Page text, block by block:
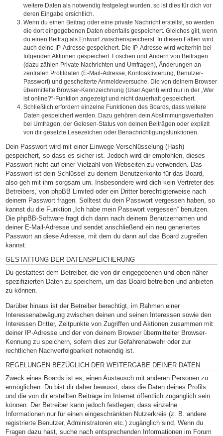
weitere Daten als notwendig festgelegt wurden, so ist dies für dich vor
deren Eingabe ersichtlich.
Wenn du einen Beitrag oder eine private Nachricht erstellst, so werden
die dort eingegebenen Daten ebenfalls gespeichert. Gleiches gilt, wenn
du einen Beitrag als Entwurf zwischenspeicherst. In diesen Fällen wird
auch deine IP-Adresse gespeichert. Die IP-Adresse wird weiterhin bei
folgenden Aktionen gespeichert: Löschen und Ändern von Beiträgen
(dazu zählen Private Nachrichten und Umfragen), Änderungen an
zentralen Profildaten (E-Mail-Adresse, Kontoaktivierung, Benutzer-
Passwort) und gescheiterte Anmeldeversuche. Die von deinem Browser
übermittelte Browser-Kennzeichnung (User Agent) wird nur in der „Wer
ist online?“-Funktion angezeigt und nicht dauerhaft gespeichert.
Schließlich erfordern einzelne Funktionen des Boards, dass weitere
Daten gespeichert werden. Dazu gehören dein Abstimmungsverhalten
bei Umfragen, der Gelesen-Status von deinen Beiträgen oder explizit
von dir gesetzte Lesezeichen oder Benachrichtigungsfunktionen.
Dein Passwort wird mit einer Einwege-Verschlüsselung (Hash)
gespeichert, so dass es sicher ist. Jedoch wird dir empfohlen, dieses
Passwort nicht auf einer Vielzahl von Webseiten zu verwenden. Das
Passwort ist dein Schlüssel zu deinem Benutzerkonto für das Board,
also geh mit ihm sorgsam um. Insbesondere wird dich kein Vertreter des
Betreibers, von phpBB Limited oder ein Dritter berechtigterweise nach
deinem Passwort fragen. Solltest du dein Passwort vergessen haben, so
kannst du die Funktion „Ich habe mein Passwort vergessen“ benutzen.
Die phpBB-Software fragt dich dann nach deinem Benutzernamen und
deiner E-Mail-Adresse und sendet anschließend ein neu generiertes
Passwort an diese Adresse, mit dem du dann auf das Board zugreifen
kannst.
GESTATTUNG DER DATENSPEICHERUNG
Du gestattest dem Betreiber, die von dir eingegebenen und oben näher
spezifizierten Daten zu speichern, um das Board betreiben und anbieten
zu können.
Darüber hinaus ist der Betreiber berechtigt, im Rahmen einer
Interessenabwägung zwischen deinen und seinen Interessen sowie den
Interessen Dritter, Zeitpunkte von Zugriffen und Aktionen zusammen mit
deiner IP-Adresse und der von deinem Browser übermittelter Browser-
Kennung zu speichern, sofern dies zur Gefahrenabwehr oder zur
rechtlichen Nachverfolgbarkeit notwendig ist.
REGELUNGEN BEZÜGLICH DER WEITERGABE DEINER DATEN
Zweck eines Boards ist es, einen Austausch mit anderen Personen zu
ermöglichen. Du bist dir daher bewusst, dass die Daten deines Profils
und die von dir erstellten Beiträge im Internet öffentlich zugänglich sein
können. Der Betreiber kann jedoch festlegen, dass einzelne
Informationen nur für einen eingeschränkten Nutzerkreis (z. B. andere
registrierte Benutzer, Administratoren etc.) zugänglich sind. Wenn du
Fragen dazu hast, suche nach entsprechenden Informationen im Forum